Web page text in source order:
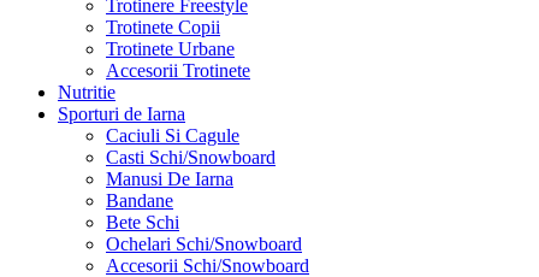
Trotinere Freestyle
Trotinete Copii
Trotinete Urbane
Accesorii Trotinete
Nutritie
Sporturi de Iarna
Caciuli Si Cagule
Casti Schi/Snowboard
Manusi De Iarna
Bandane
Bete Schi
Ochelari Schi/Snowboard
Accesorii Schi/Snowboard